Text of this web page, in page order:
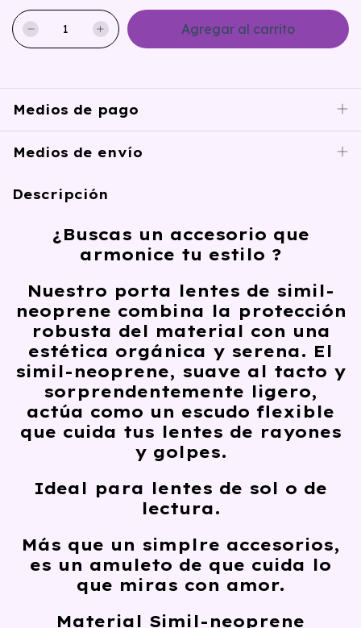
Medios de pago
Medios de envío
Descripción
¿Buscas un accesorio que
armonice tu estilo ?
Nuestro porta lentes de simil-
neoprene combina la protección
robusta del material con una
estética orgánica y serena. El
simil-neoprene, suave al tacto y
sorprendentemente ligero,
actúa como un escudo flexible
que cuida tus lentes de rayones
y golpes.
Ideal para lentes de sol o de
lectura.
Más que un simplre accesorios,
es un amuleto de que cuida lo
que miras con amor.
Material Simil-neoprene